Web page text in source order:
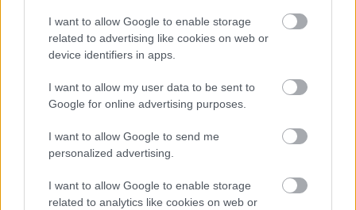
I want to allow Google to enable storage
related to advertising like cookies on web or
device identifiers in apps.
I want to allow my user data to be sent to
Google for online advertising purposes.
I want to allow Google to send me
personalized advertising.
I want to allow Google to enable storage
related to analytics like cookies on web or
Η κάποτε ισχυρή αυτοκινητοβιομηχανία της
για να διορθωθεί;